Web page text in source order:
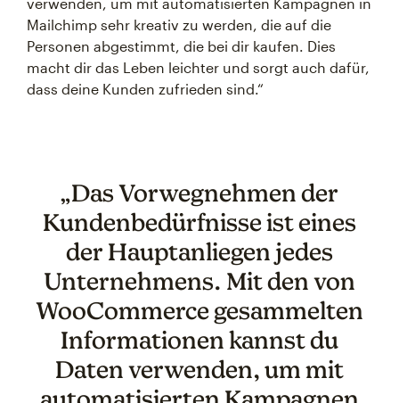
Mailchimp sehr kreativ zu werden, die auf die
Personen abgestimmt, die bei dir kaufen. Dies
macht dir das Leben leichter und sorgt auch dafür,
dass deine Kunden zufrieden sind.“
„Das Vorwegnehmen der
Kundenbedürfnisse ist eines
der Hauptanliegen jedes
Unternehmens. Mit den von
WooCommerce gesammelten
Informationen kannst du
Daten verwenden, um mit